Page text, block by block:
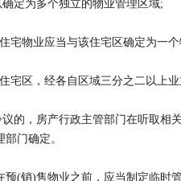
定为多个独立的物业管理区域;
物业应当与该住宅区确定为一个
区，经各自区域三分之二以上业
，房产行政主管部门在听取相
门确定。
销)售物业之前，应当制定临时